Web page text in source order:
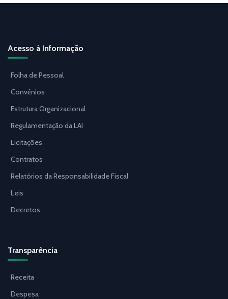
Acesso à Informação
Folha de Pessoal
Convênios
Estrutura Organizacional
Regulamentação da LAI
Licitações
Contratos
Relatórios da Responsabilidade Fiscal
Leis
Decretos
Transparência
Receita
Despesa